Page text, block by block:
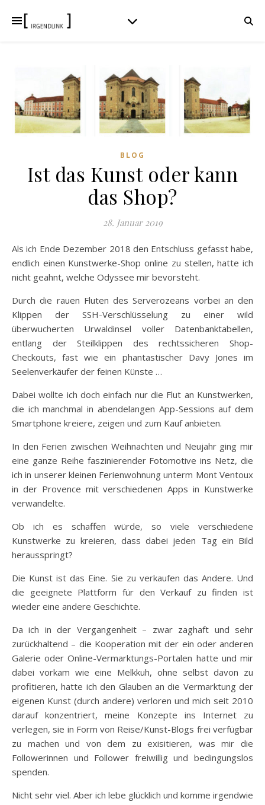
BLOG
Ist das Kunst oder kann
das Shop?
28. Januar 2019
Als ich Ende Dezember 2018 den Entschluss gefasst habe,
endlich einen Kunstwerke-Shop online zu stellen, hatte ich
nicht geahnt, welche Odyssee mir bevorsteht.
Durch die rauen Fluten des Serverozeans vorbei an den
Klippen der SSH-Verschlüsselung zu einer wild
überwucherten Urwaldinsel voller Datenbanktabellen,
entlang der Steilklippen des rechtssicheren Shop-
Checkouts, fast wie ein phantastischer Davy Jones im
Seelenverkäufer der feinen Künste …
Dabei wollte ich doch einfach nur die Flut an Kunstwerken,
die ich manchmal in abendelangen App-Sessions auf dem
Smartphone kreiere, zeigen und zum Kauf anbieten.
In den Ferien zwischen Weihnachten und Neujahr ging mir
eine ganze Reihe faszinierender Fotomotive ins Netz, die
ich in unserer kleinen Ferienwohnung unterm Mont Ventoux
in der Provence mit verschiedenen Apps in Kunstwerke
verwandelte.
Ob ich es schaffen würde, so viele verschiedene
Kunstwerke zu kreieren, dass dabei jeden Tag ein Bild
herausspringt?
Die Kunst ist das Eine. Sie zu verkaufen das Andere. Und
die geeignete Plattform für den Verkauf zu finden ist
wieder eine andere Geschichte.
Da ich in der Vergangenheit – zwar zaghaft und sehr
zurückhaltend – die Kooperation mit der ein oder anderen
Galerie oder Online-Vermarktungs-Portalen hatte und mir
dabei vorkam wie eine Melkkuh, ohne selbst davon zu
profitieren, hatte ich den Glauben an die Vermarktung der
eigenen Kunst (durch andere) verloren und mich seit 2010
darauf konzentriert, meine Konzepte ins Internet zu
verlegen, sie in Form von Reise/Kunst-Blogs frei verfügbar
zu machen und von dem zu exisitieren, was mir die
Followerinnen und Follower freiwillig und bedingungslos
spenden.
Nicht sehr viel. Aber ich lebe glücklich und komme irgendwie